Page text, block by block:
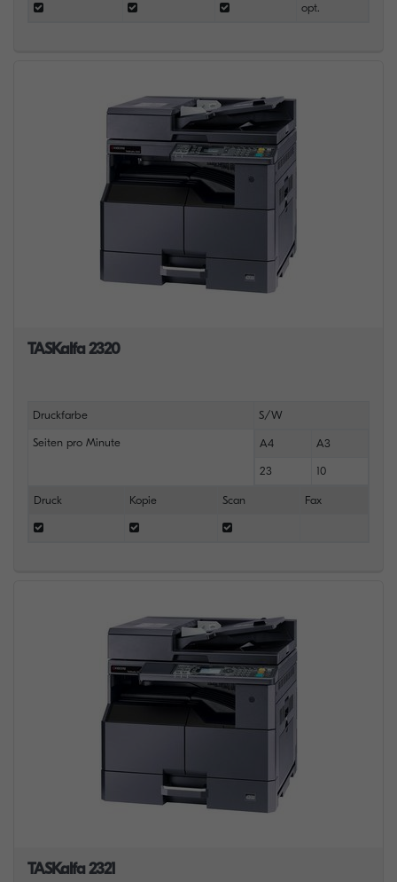
opt.
TASKalfa 2320
Druckfarbe S/W
Seiten pro Minute A4 A3
23 10
Druck Kopie Scan Fax
TASKalfa 2321